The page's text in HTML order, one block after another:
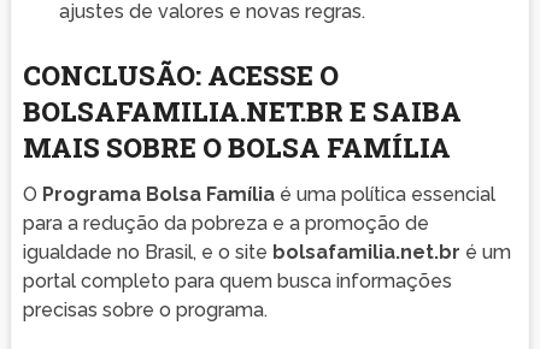
ajustes de valores e novas regras.
CONCLUSÃO: ACESSE O
BOLSAFAMILIA.NET.BR E SAIBA
MAIS SOBRE O BOLSA FAMÍLIA
O Programa Bolsa Famíliaé uma política essencial
para a redução da pobreza e a promoção de
igualdade no Brasil, e o site bolsafamilia.net.br é um
portal completo para quem busca informações
precisas sobre o programa.